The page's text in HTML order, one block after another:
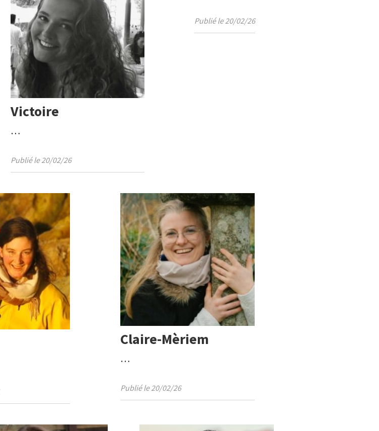
Victoire
…
Publié le 20/02/26
Publié le 20/02/26
Claire-Mèriem
…
Publié le 20/02/26